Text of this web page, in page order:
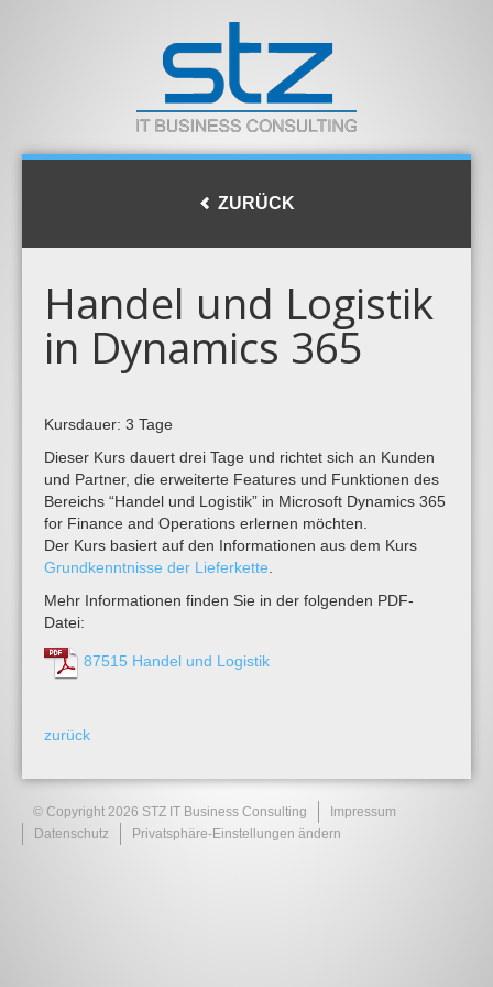
ZURÜCK
Handel und Logistik
in Dynamics 365
Kursdauer: 3 Tage
Dieser Kurs dauert drei Tage und richtet sich an Kunden
und Partner, die erweiterte Features und Funktionen des
Bereichs “Handel und Logistik” in Microsoft Dynamics 365
for Finance and Operations erlernen möchten.
Der Kurs basiert auf den Informationen aus dem Kurs
Grundkenntnisse der Lieferkette
Mehr Informationen finden Sie in der folgenden PDF-
Datei:
87515 Handel und Logistik
zurück
© Copyright 2026 STZ IT Business Consulting
Impressum
Datenschutz
Privatsphäre-Einstellungen ändern